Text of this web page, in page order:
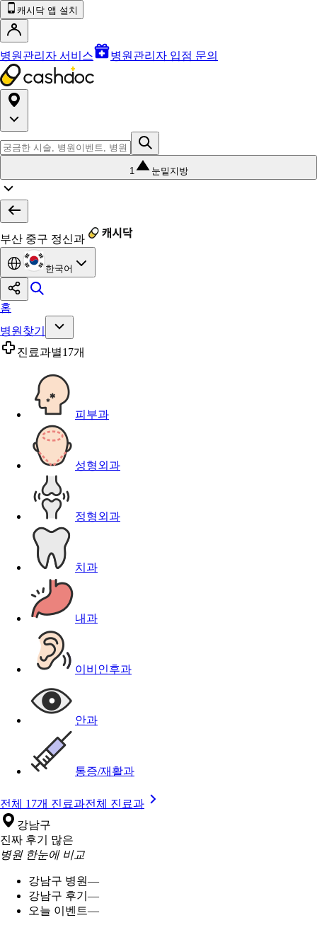
캐시닥 앱 설치
병원관리자 서비스 병원관리자 입점 문의
1 눈밑지방
부산 중구 정신과
한국어
홈
병원찾기
진료과별17개
피부과
성형외과
정형외과
치과
내과
이비인후과
안과
통증/재활과
전체 17개 진료과전체 진료과
강남구
진짜 후기 많은
병원 한눈에 비교
강남구 병원—
강남구 후기 —
오늘 이벤트—